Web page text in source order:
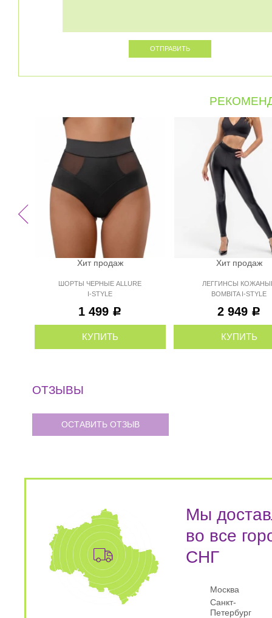
Хит продаж
ШОРТЫ ЧЕРНЫЕ ALLURE
I-STYLE
1 499 Р
КУПИТЬ
Хит продаж
ЛЕГГИНСЫ
BOMBITA I-STYLE
2 949 Р
КУПИТЬ
ОТЗЫВЫ
ОСТАВИТЬ ОТЗЫВ
Мы
во все
СНГ
Москва
Санкт-
Петербург